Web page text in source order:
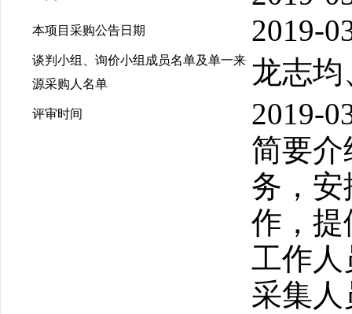
本项目采购公告日期 2019-
谈判小组、询价小组成员名单及单一来
源采购人名单
龙志
评审时间 2019-
简要
务，
作，提
工作人
采集